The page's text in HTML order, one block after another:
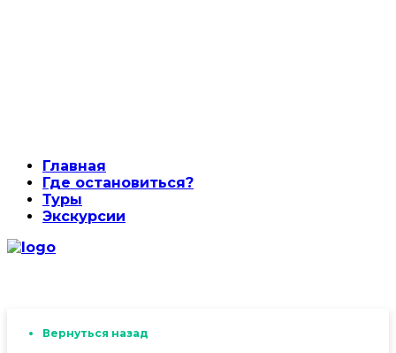
Главная
Где остановиться?
Туры
Экскурсии
Вернуться назад